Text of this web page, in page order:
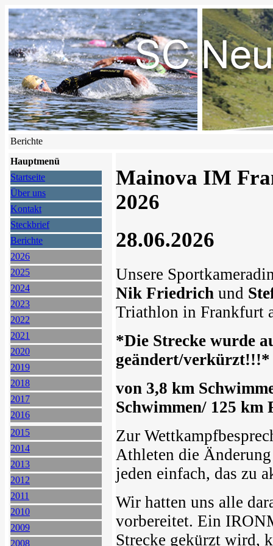
Berichte
Hauptmenü
Startseite
Über uns
Kontakt
Steckbrief
Berichte
2026
2025
2024
2023
2022
2021
2020
2019
2018
2017
2016
2015
2014
2013
2012
2011
2010
2009
2008
Mainova IM
2026
28.06.2026
Unsere
Nik Friedrich und
Triathlon in Frankfurt
*Die Strecke wurde
geändert/verkürzt!!!*
von 3,8 km
Schwimmen/ 125 km
Zur
Athleten die
jeden einfach, das zu
Wir hatten uns alle
vorbereitet. Ein
Strecke gekürzt wird,